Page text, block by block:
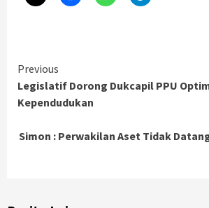
Continue
Reading
Previous
Legislatif Dorong Dukcapil PPU
Kependudukan
Simon : Perwakilan Aset Tidak